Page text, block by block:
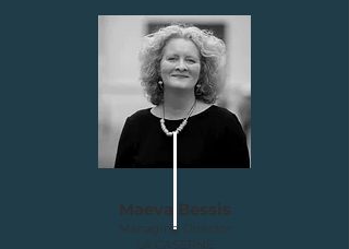
Maeva Bessis
Managing Director